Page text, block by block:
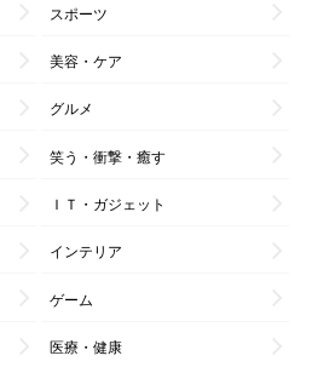
スポーツ
美容・ケア
グルメ
笑う・衝撃・癒す
ＩＴ・ガジェット
インテリア
ゲーム
医療・健康